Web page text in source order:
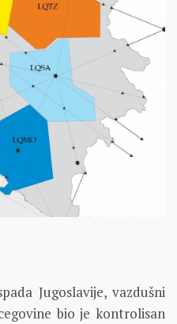
Jugoslavije, vazdušni
bio je kontrolisan